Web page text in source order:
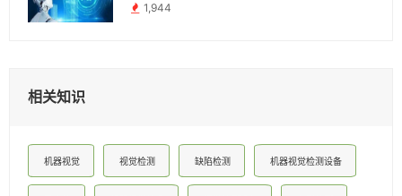
1,944
相关知识
机器视觉 视觉检测 缺陷检测 机器视觉检测设备